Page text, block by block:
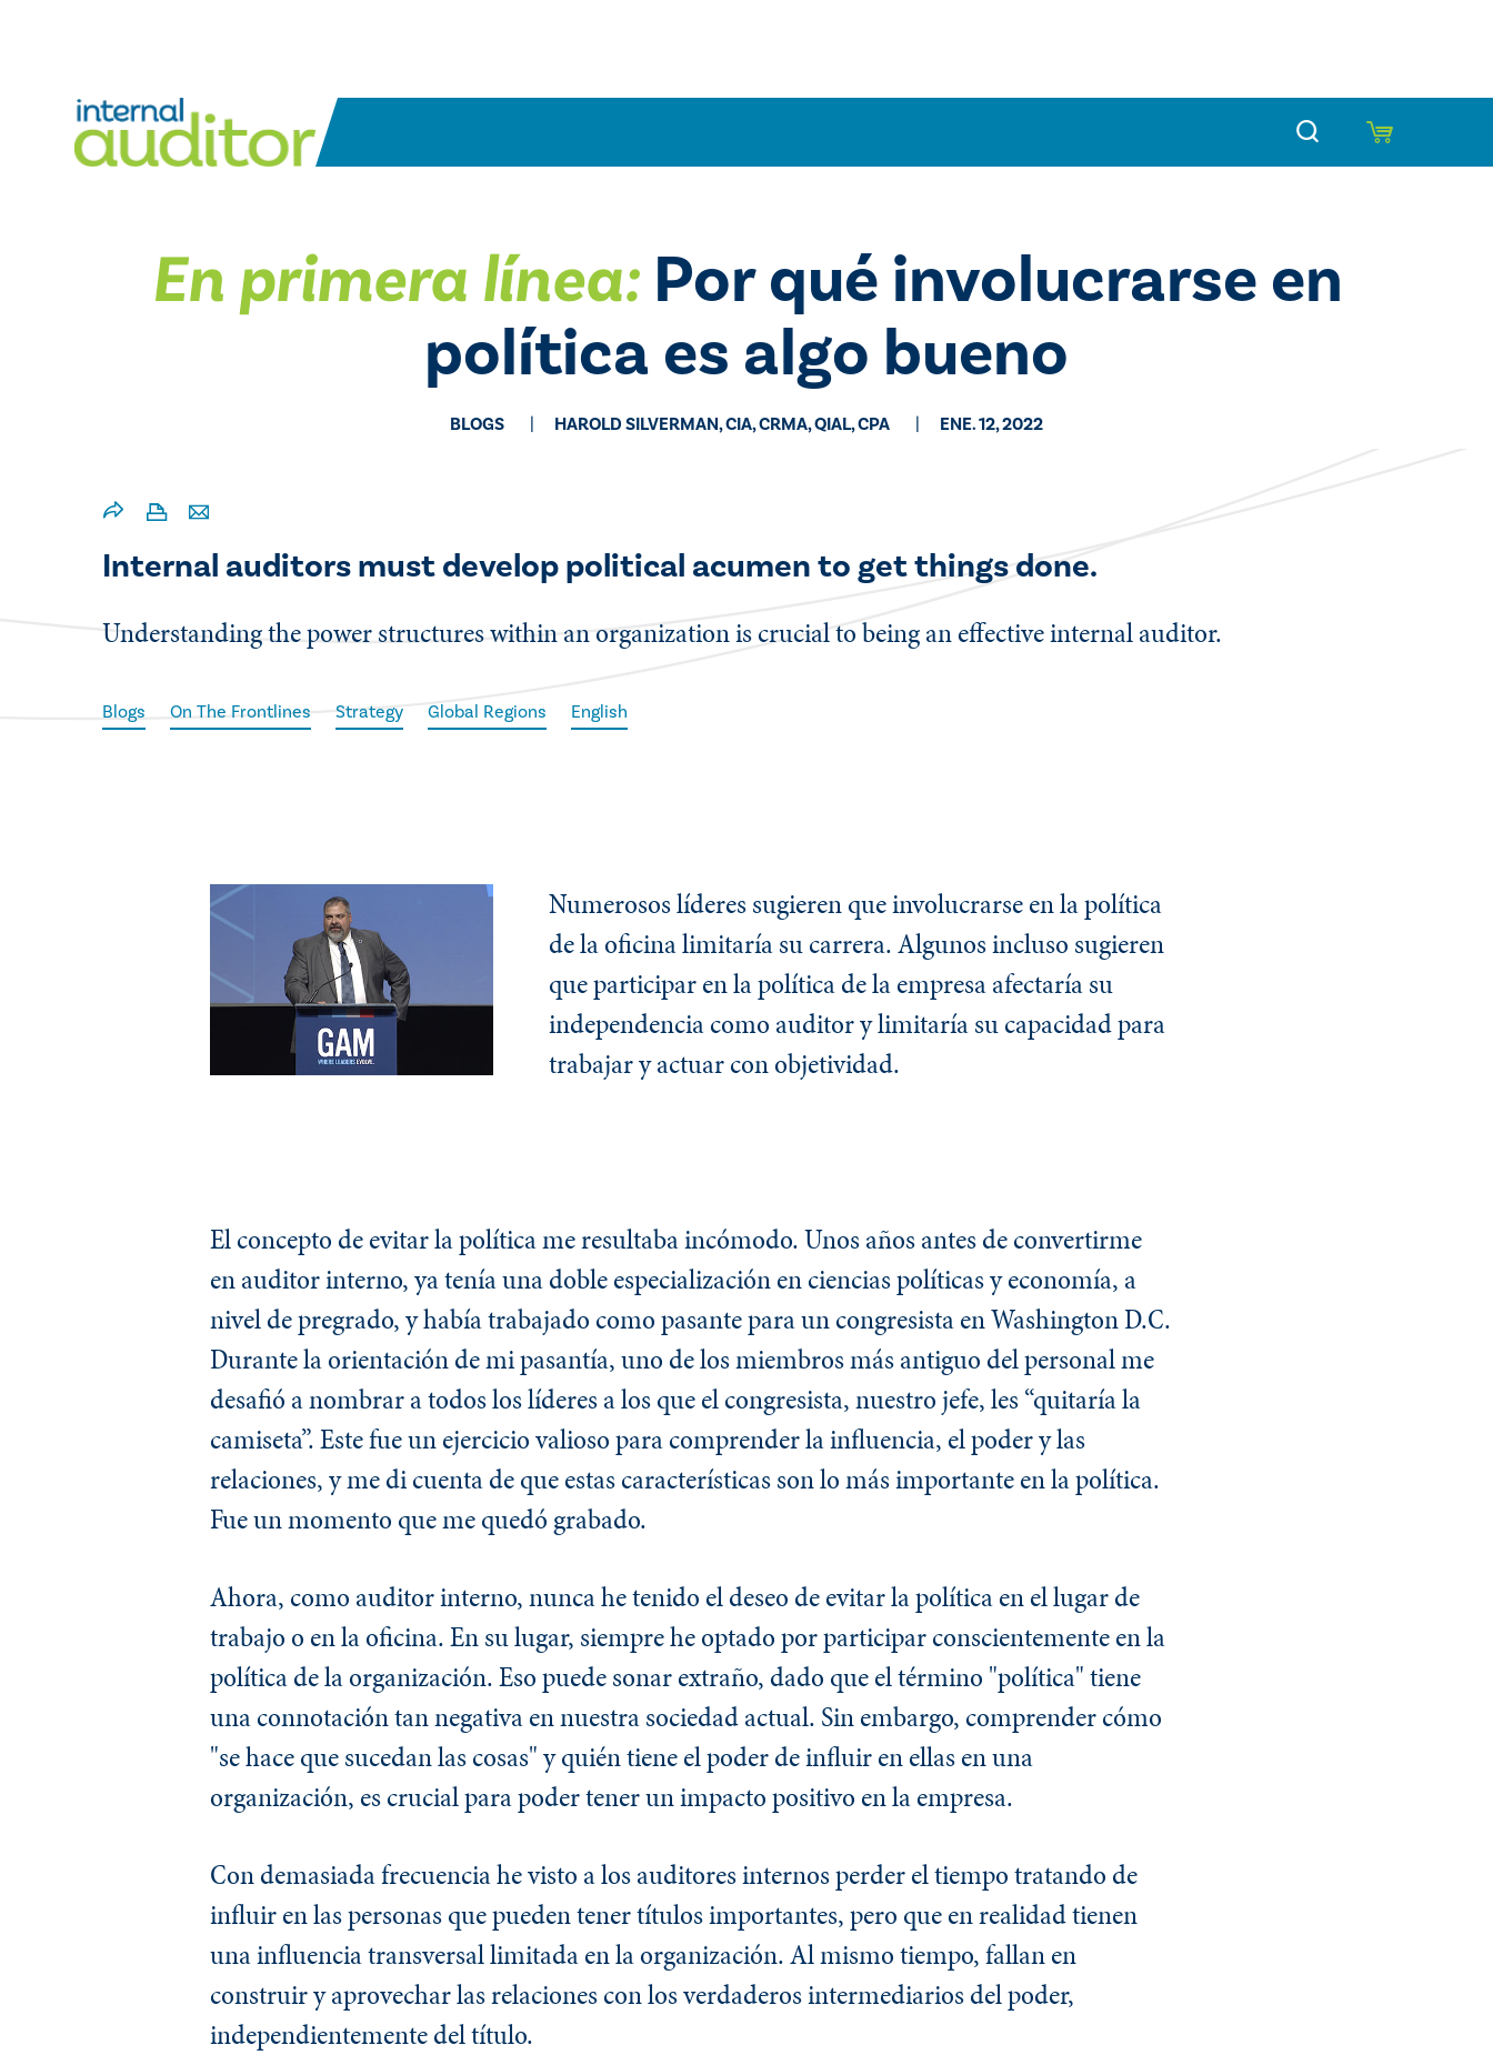
En primera línea: Por qué involucrarse en
política es algo bueno
BLOGS HAROLD SILVERMAN, CIA, CRMA, QIAL, CPA ENE. 12, 2022
Internal auditors must develop political acumen to get things done.
​Understanding the power structures within an organization is crucial to being an effective internal auditor.
Blogs On The Frontlines Strategy Global Regions English
Numerosos líderes sugieren que involucrarse en la política
de la oficina limitaría su carrera. Algunos incluso sugieren
que participar en la política de la empresa afectaría su
independencia como auditor y limitaría su capacidad para
trabajar y actuar con objetividad.
El concepto de evitar la política me resultaba incómodo. Unos años antes de convertirme
en auditor interno, ya tenía una doble especialización en ciencias políticas y economía, a
nivel de pregrado, y había trabajado como pasante para un congresista en Washington D.C.
Durante la orientación de mi pasantía, uno de los miembros más antiguo del personal me
desafió a nombrar a todos los líderes a los que el congresista, nuestro jefe, les “quitaría la
camiseta”. Este fue un ejercicio valioso para comprender la influencia, el poder y las
relaciones, y me di cuenta de que estas características son lo más importante en la política.
Fue un momento que me quedó grabado.
Ahora, como auditor interno, nunca he tenido el deseo de evitar la política en el lugar de
trabajo o en la oficina. En su lugar, siempre he optado por participar conscientemente en la
política de la organización. Eso puede sonar extraño, dado que el término "política" tiene
una connotación tan negativa en nuestra sociedad actual. Sin embargo, comprender cómo
"se hace que sucedan las cosas" y quién tiene el poder de influir en ellas en una
organización, es crucial para poder tener un impacto positivo en la empresa.
Con demasiada frecuencia he visto a los auditores internos perder el tiempo tratando de
influir en las personas que pueden tener títulos importantes, pero que en realidad tienen
una influencia transversal limitada en la organización. Al mismo tiempo, fallan en
construir y aprovechar las relaciones con los verdaderos intermediarios del poder,
independientemente del título.